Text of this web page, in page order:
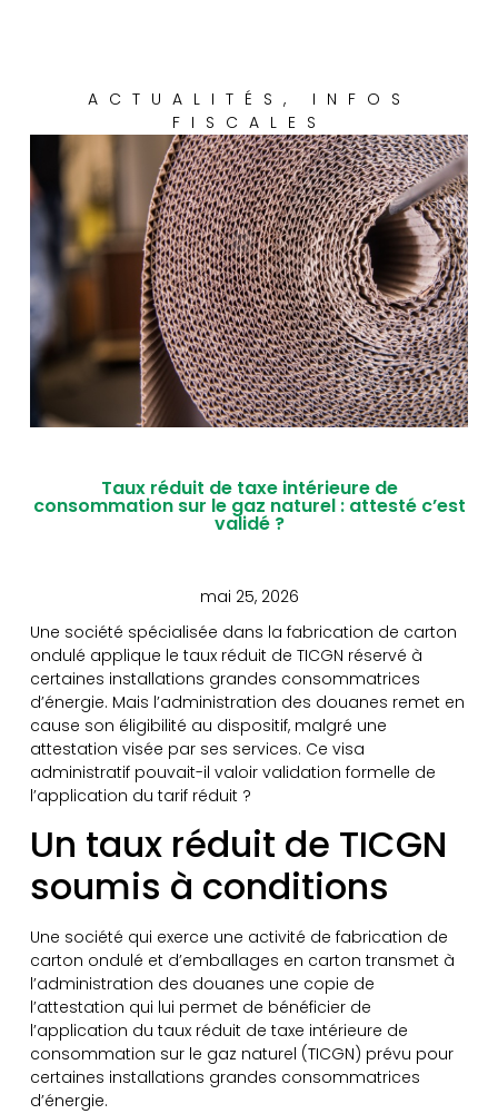
ACTUALITÉS , INFOS
FISCALES
Taux réduit de taxe intérieure de
consommation sur le gaz naturel : attesté c’est
validé ?
mai 25, 2026
Une société spécialisée dans la fabrication de carton
ondulé applique le taux réduit de TICGN réservé à
certaines installations grandes consommatrices
d’énergie. Mais l’administration des douanes remet en
cause son éligibilité au dispositif, malgré une
attestation visée par ses services. Ce visa
administratif pouvait-il valoir validation formelle de
l’application du tarif réduit ?
Un taux réduit de TICGN
soumis à conditions
Une société qui exerce une activité de fabrication de
carton ondulé et d’emballages en carton transmet à
l’administration des douanes une copie de
l’attestation qui lui permet de bénéficier de
l’application du taux réduit de taxe intérieure de
consommation sur le gaz naturel (TICGN) prévu pour
certaines installations grandes consommatrices
d’énergie.